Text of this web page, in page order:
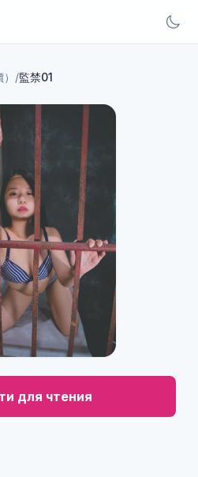
/監禁01
для чтения